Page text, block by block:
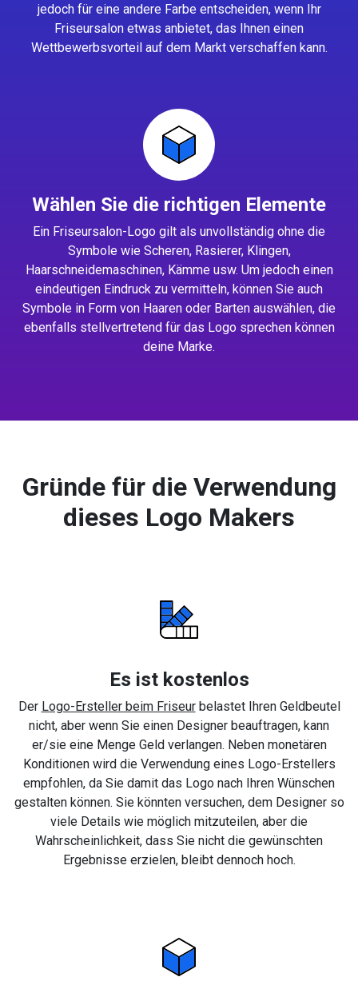
jedoch für eine andere Farbe entscheiden, wenn Ihr
Friseursalon etwas anbietet, das Ihnen einen
Wettbewerbsvorteil auf dem Markt verschaffen kann.
Wählen Sie die richtigen Elemente
Ein Friseursalon-Logo gilt als unvollständig ohne die
Symbole wie Scheren, Rasierer, Klingen,
Haarschneidemaschinen, Kämme usw. Um jedoch einen
eindeutigen Eindruck zu vermitteln, können Sie auch
Symbole in Form von Haaren oder Barten auswählen, die
ebenfalls stellvertretend für das Logo sprechen können
deine Marke.
Gründe für die Verwendung
dieses Logo Makers
Es ist kostenlos
Der Logo-Ersteller beim Friseurbelastet Ihren Geldbeutel
nicht, aber wenn Sie einen Designer beauftragen, kann
er/sie eine Menge Geld verlangen. Neben monetären
Konditionen wird die Verwendung eines Logo-Erstellers
empfohlen, da Sie damit das Logo nach Ihren Wünschen
gestalten können. Sie könnten versuchen, dem Designer so
viele Details wie möglich mitzuteilen, aber die
Wahrscheinlichkeit, dass Sie nicht die gewünschten
Ergebnisse erzielen, bleibt dennoch hoch.